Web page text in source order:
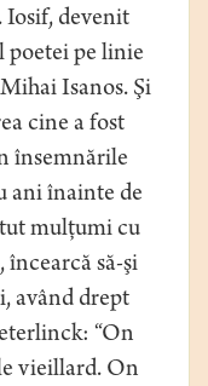
Iosif, devenit
poetei pe linie
Isanos. Şi
cine a fost
însemnările
ani înainte de
mulţumi cu
încearcă să-şi
având drept
“On
vieillard. On